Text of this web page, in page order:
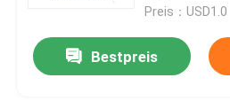
Preis：USD1.0
Bestpreis